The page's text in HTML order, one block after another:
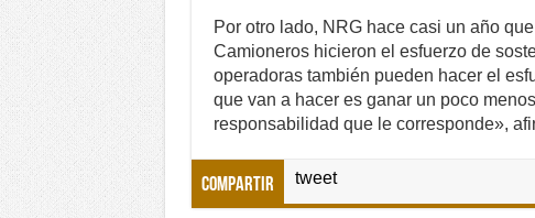
Por otro lado, NRG hace casi un año
Camioneros hicieron el esfuerzo de
operadoras también pueden hacer el
que van a hacer es ganar un poco
responsabilidad que le corresponde»,
Compartir tweet